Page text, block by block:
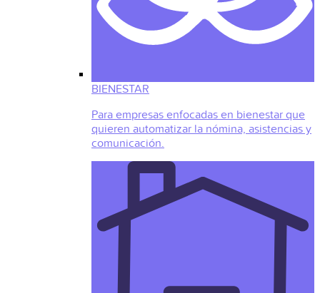
BIENESTAR
Para empresas enfocadas en bienestar que
quieren automatizar la nómina, asistencias y
comunicación.